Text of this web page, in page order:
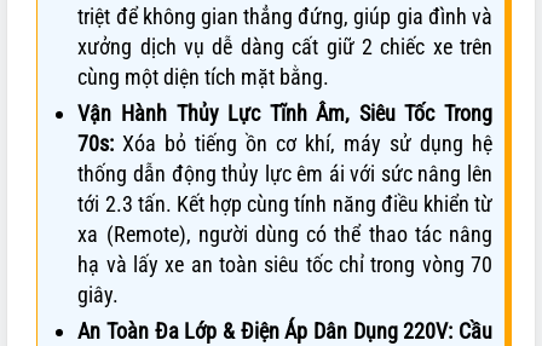
triệt để không gian thẳng đứng, giúp gia đình và
xưởng dịch vụ dễ dàng cất giữ 2 chiếc xe trên
cùng một diện tích mặt bằng.
Vận Hành Thủy Lực Tĩnh Âm, Siêu Tốc Trong
70s: Xóa bỏ tiếng ồn cơ khí, máy sử dụng hệ
thống dẫn động thủy lực êm ái với sức nâng lên
tới 2.3 tấn. Kết hợp cùng tính năng điều khiển từ
xa (Remote), người dùng có thể thao tác nâng
hạ và lấy xe an toàn siêu tốc chỉ trong vòng 70
giây.
An Toàn Đa Lớp & Điện Áp Dân Dụng 220V: Cầu